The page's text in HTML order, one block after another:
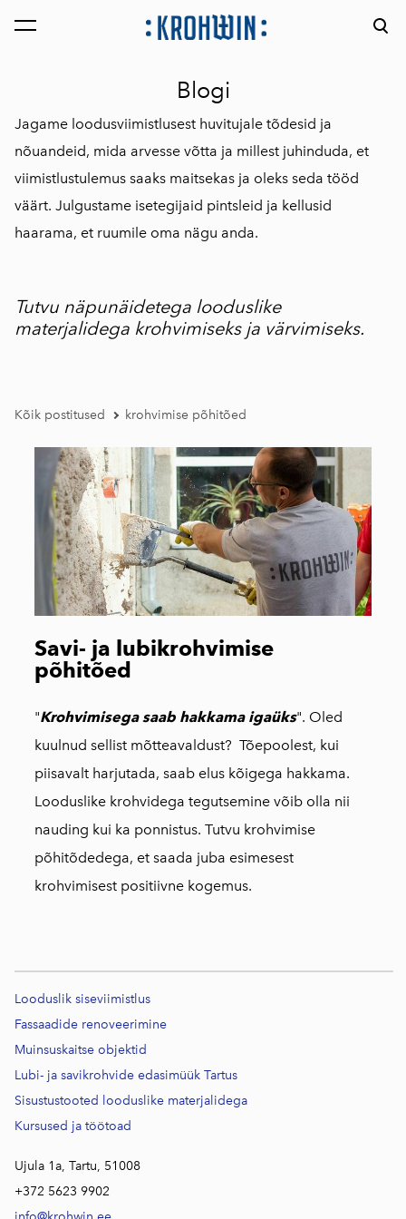
lisati ostukorvi. Vaata ostukorvi
Blogi
Jagame loodusviimistlusest huvitujale tõdesid ja
nõuandeid, mida arvesse võtta ja millest juhinduda, et
viimistlustulemus saaks maitsekas ja oleks seda tööd
väärt. Julgustame isetegijaid pintsleid ja kellusid
haarama, et ruumile oma nägu anda.
Tutvu näpunäidetega looduslike
materjalidega krohvimiseks ja värvimiseks.
Kõik postitused krohvimise põhitõed
Savi- ja lubikrohvimise
põhitõed
"Krohvimisega saab hakkama igaüks". Oled
kuulnud sellist mõtteavaldust? Tõepoolest, kui
piisavalt harjutada, saab elus kõigega hakkama.
Looduslike krohvidega tegutsemine võib olla nii
nauding kui ka ponnistus. Tutvu krohvimise
põhitõdedega, et saada juba esimesest
krohvimisest positiivne kogemus.
Looduslik siseviimistlus
Fassaadide renoveerimine
Muinsuskaitse objektid
Lubi- ja savikrohvide edasimüük Tartus
Sisustustooted looduslike materjalidega
Kursused ja töötoad
Ujula 1a, Tartu, 51008
+372 5623 9902